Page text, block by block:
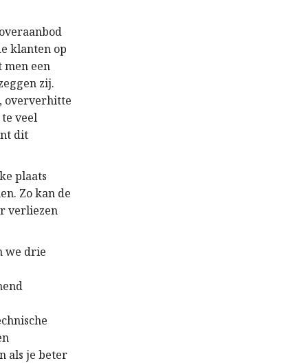
klanten op
een
zij.
oververhitte
veel
dit
plaats
Zo kan de
verliezen
we drie
als je beter